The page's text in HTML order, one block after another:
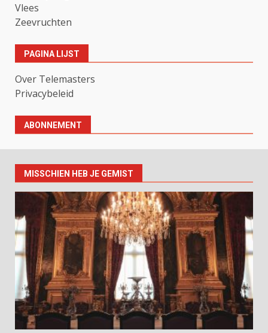
Vlees
Zeevruchten
PAGINA LIJST
Over Telemasters
Privacybeleid
ABONNEMENT
MISSCHIEN HEB JE GEMIST